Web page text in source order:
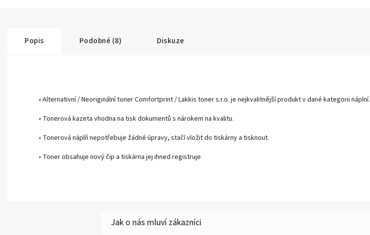
Popis Podobné (8) Diskuze
• Alternativní / Neoriginální toner Comfortprint / Lakkis toner s.r.o. je nejkvalitnější produkt v dané kategorii náplní.
• Tonerová kazeta vhodna na tisk dokumentů s nárokem na kvalitu.
• Tonerová náplň nepotřebuje žádné úpravy, stačí vložit do tiskárny a tisknout.
• Toner obsahuje nový čip a tiskárna jej ihned registruje